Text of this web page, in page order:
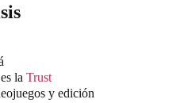
es laTrust
y edición